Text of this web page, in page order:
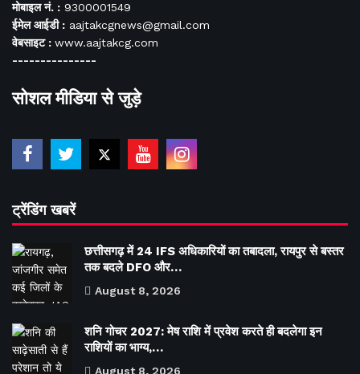
मोबाइल नं. : 9300001549
ईमेल आईडी : aajtakcgnews@gmail.com
वेबसाइट : www.aajtakcg.com
---------------
सोशल मीडिया से जुड़े
ट्रेंडिंग खबरें
छत्तीसगढ़ में 24 IFS अधिकारियों का तबादला, रायपुर से बस्तर
तक बदले DFO और…
August 8, 2026
शनि गोचर 2027: मेष राशि में प्रवेश करते ही बदलेगा इन
राशियों का भाग्य,…
August 8, 2026